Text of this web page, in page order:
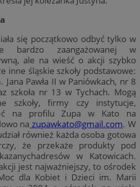
się początkowo odbyć tylko w
bardzo zaangażowanej w
ale na wieść o akcji szybko
inne śląskie szkoły podstawowe:
Pawła II w Paniówkach, nr 8
szkoła nr 13 w Tychach. Mogą
szkoły, firmy czy instytucje,
na profilu Zupa w Kato na
na zupawkato@gmail.com. W
również każda osoba gotowa
że przekaże produkty pod
w Katowicach.
jest najważniejszy, to ośrodek
dla Kobiet i Dzieci im. Marii